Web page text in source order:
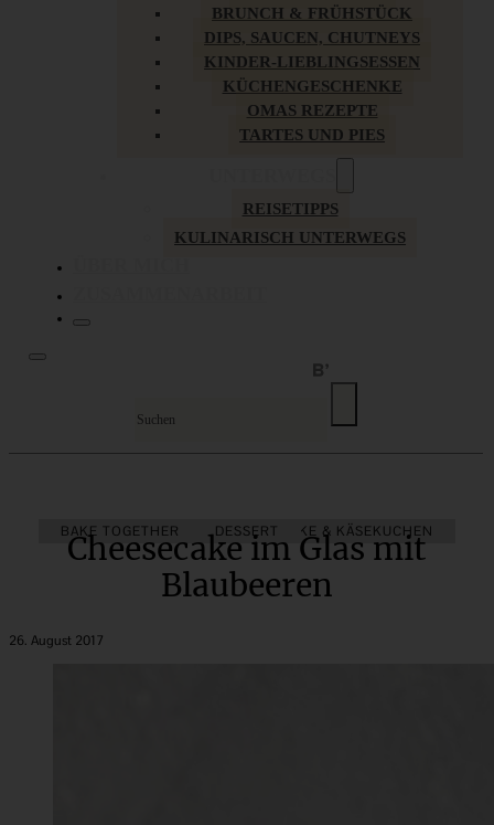
BRUNCH & FRÜHSTÜCK
DIPS, SAUCEN, CHUTNEYS
KINDER-LIEBLINGSESSEN
KÜCHENGESCHENKE
OMAS REZEPTE
TARTES UND PIES
REISETIPPS
KULINARISCH UNTERWEGS
BAKE TOGETHER CHEESECAKE & KÄSEKUCHEN
DESSERT
Cheesecake im Glas mit
Blaubeeren
26. August 2017